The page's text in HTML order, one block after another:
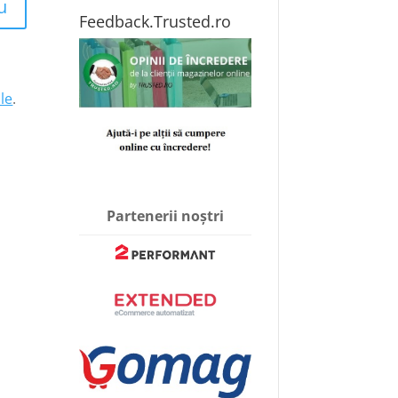
.
Feedback.Trusted.ro
Partenerii noștri